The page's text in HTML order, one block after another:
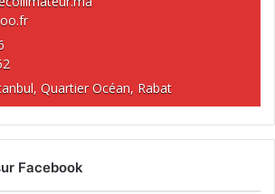
Quartier Océan, Rabat
Facebook